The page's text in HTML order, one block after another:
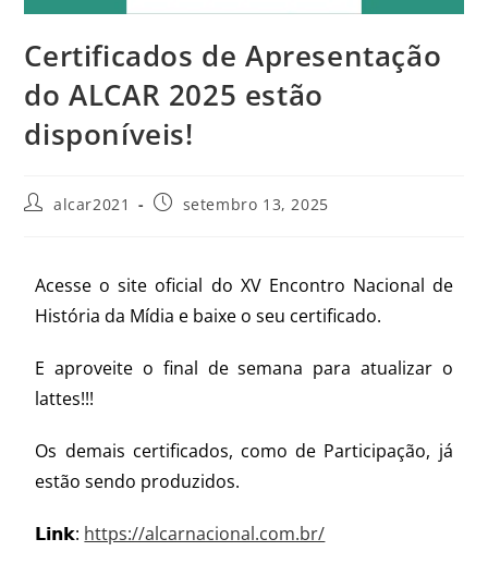
Certificados de Apresentação
do ALCAR 2025 estão
disponíveis!
alcar2021 setembro 13, 2025
Acesse o site oficial do XV Encontro Nacional de
História da Mídia e baixe o seu certificado.
E aproveite o final de semana para atualizar o
lattes!!!
Os demais certificados, como de Participação, já
estão sendo produzidos.
𝗟𝗶𝗻𝗸: https://alcarnacional.com.br/